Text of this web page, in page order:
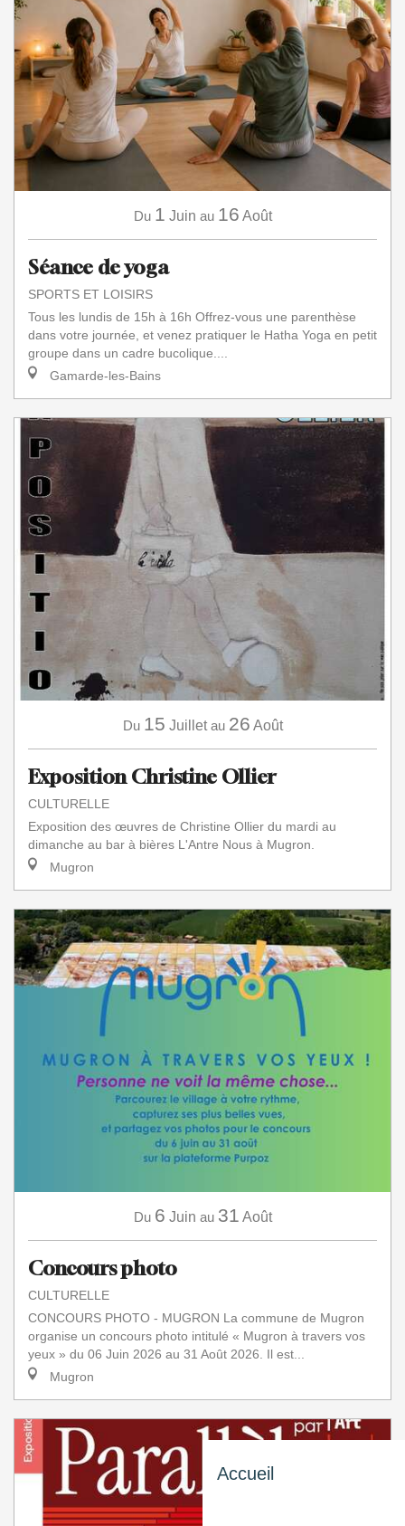
Accueil
Du 1 Juin au 16 Août
Séance de yoga
SPORTS ET LOISIRS
Tous les lundis de 15h à 16h Offrez-vous une parenthèse
dans votre journée, et venez pratiquer le Hatha Yoga en petit
groupe dans un cadre bucolique....
Gamarde-les-Bains
Du 15 Juillet au 26 Août
Exposition Christine Ollier
CULTURELLE
Exposition des œuvres de Christine Ollier du mardi au
dimanche au bar à bières L'Antre Nous à Mugron.
Mugron
Du 6 Juin au 31 Août
Concours photo
CULTURELLE
CONCOURS PHOTO - MUGRON La commune de Mugron
organise un concours photo intitulé « Mugron à travers vos
yeux » du 06 Juin 2026 au 31 Août 2026. Il est...
Mugron